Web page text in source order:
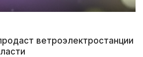
ветроэлектростанции